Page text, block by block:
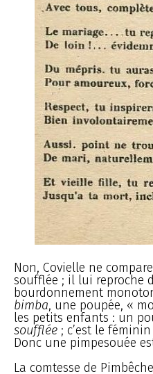
Non, Covielle ne
soufflée ; il lui reproche
bourdonnement
bimba, une poupée, «
les petits enfants : un
soufflée ; c’est le
Donc une pimpesouée
La comtesse de